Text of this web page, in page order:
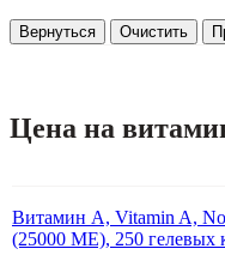
Вернуться Очистить
Цена на
Витамин А, Vitamin A,
(25000 МЕ), 250 гелевых